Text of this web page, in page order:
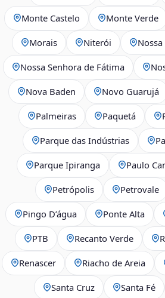
Monte Castelo Monte Verde
Morais Niterói
Nossa Senhora de Fátima
Nova Baden Novo Guarujá
Palmeiras Paquetá
Parque das Indústrias
Parque Ipiranga Paulo
Petrópolis Petrovale
Pingo D’água Ponte Alta
PTB Recanto Verde
Renascer Riacho de Areia
Santa Cruz Santa Fé